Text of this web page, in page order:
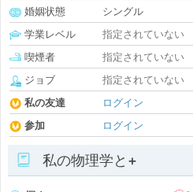
婚姻状態
シングル
学業レベル
指定されていない
喫煙者
指定されていない
ジョブ
指定されていない
私の友達
ログイン
参加
ログイン
私の物理学と+